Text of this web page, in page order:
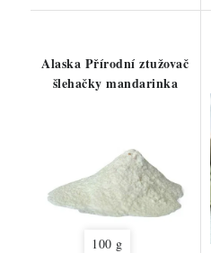
Alaska Přírodní ztužovač
šlehačky mandarinka
100 g